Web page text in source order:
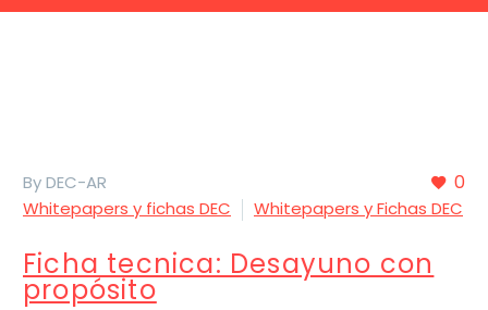
0
By DEC-AR
Whitepapers y fichas DEC
Whitepapers y Fichas DEC
Ficha tecnica: Desayuno con
propósito